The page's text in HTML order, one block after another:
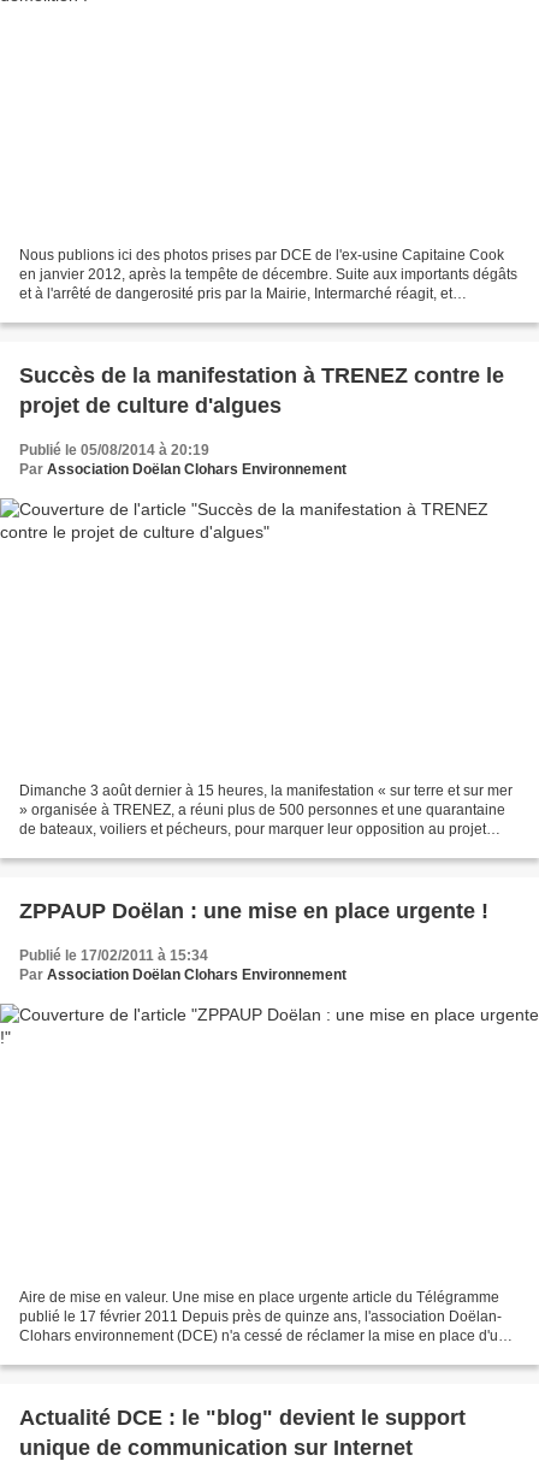
Nous publions ici des photos prises par DCE de l'ex-usine Capitaine Cook
en janvier 2012, après la tempête de décembre. Suite aux importants dégâts
et à l'arrêté de dangerosité pris par la Mairie, Intermarché réagit, et
Succès de la manifestation à TRENEZ contre le
projet de culture d'algues
Publié le 05/08/2014 à 20:19
Par Association Doëlan Clohars Environnement
Dimanche 3 août dernier à 15 heures, la manifestation « sur terre et sur mer
» organisée à TRENEZ, a réuni plus de 500 personnes et une quarantaine
de bateaux, voiliers et pécheurs, pour marquer leur opposition au projet
ZPPAUP Doëlan : une mise en place urgente !
Publié le 17/02/2011 à 15:34
Par Association Doëlan Clohars Environnement
Aire de mise en valeur. Une mise en place urgente article du Télégramme
publié le 17 février 2011 Depuis près de quinze ans, l'association Doëlan-
Clohars environnement (DCE) n'a cessé de réclamer la mise en place d'une
Actualité DCE : le "blog" devient le support
unique de communication sur Internet